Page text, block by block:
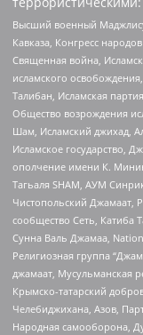
Высший военный
Кавказа, Конгресс
Священная война,
исламского
Талибан, Исламская
Общество возрождения
Шам, Исламский джихад,
Исламское государство,
ополчение имени К.
Тагьаля SHAM, АУМ
Чистопольский Джамаат,
сообщество Сеть, Катиба
Сунна Валь Джамаа,
Религиозная группа
джамаат, Мусульманская
Крымско-татарский
Челебиджихана, Азов,
Народная самооборона,